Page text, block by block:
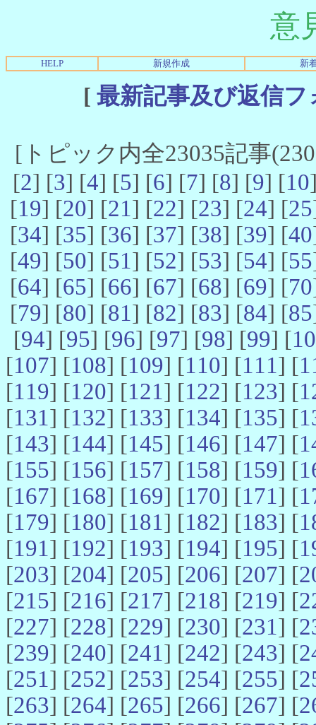
意
HELP 新規作成 新
[ 最新記事及び返信
[トピック内全23035記事
[2] [3] [4] [5] [6] [7] [8] [9] [10
[19] [20] [21] [22] [23] [24] [25
[34] [35] [36] [37] [38] [39] [40
[49] [50] [51] [52] [53] [54] [55
[64] [65] [66] [67] [68] [69] [70
[79] [80] [81] [82] [83] [84] [85
[94] [95] [96] [97] [98] [99] [
[107] [108] [109] [110] [111] [
[119] [120] [121] [122] [123] [
[131] [132] [133] [134] [135] [
[143] [144] [145] [146] [147] [
[155] [156] [157] [158] [159] [
[167] [168] [169] [170] [171] [
[179] [180] [181] [182] [183] [
[191] [192] [193] [194] [195] [
[203] [204] [205] [206] [207] [
[215] [216] [217] [218] [219] [
[227] [228] [229] [230] [231] [
[239] [240] [241] [242] [243] [
[251] [252] [253] [254] [255] [
[263] [264] [265] [266] [267] [